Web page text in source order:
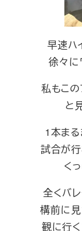
早速ハ
徐々に
私もこ
と
1本ま
試合が
く
全くバ
構前に
観に行